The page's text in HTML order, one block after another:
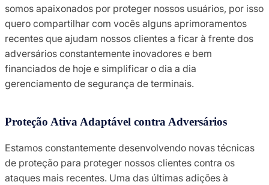
somos apaixonados por proteger nossos usuários, por isso
quero compartilhar com vocês alguns aprimoramentos
recentes que ajudam nossos clientes a ficar à frente dos
adversários constantemente inovadores e bem
financiados de hoje e simplificar o dia a dia
gerenciamento de segurança de terminais.
Proteção Ativa Adaptável contra Adversários
Estamos constantemente desenvolvendo novas técnicas
de proteção para proteger nossos clientes contra os
ataques mais recentes. Uma das últimas adições à